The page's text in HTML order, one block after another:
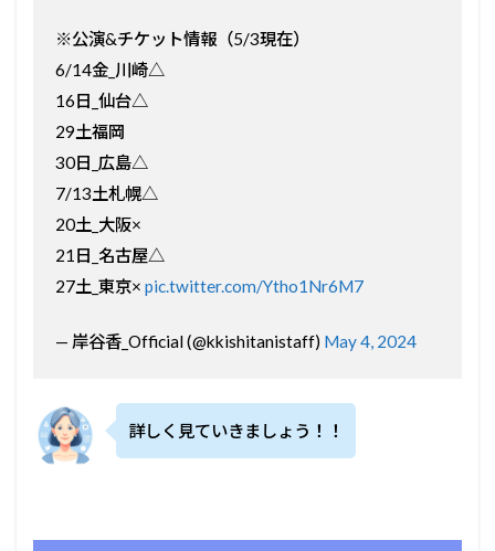
※公演&チケット情報（5/3現在）
6/14金_川崎△
16日_仙台△
29土福岡
30日_広島△
7/13土札幌△
20土_大阪×
21日_名古屋△
27土_東京× pic.twitter.com/Ytho1Nr6M7
— 岸谷香_Official (@kkishitanistaff) May 4, 2024
詳しく見ていきましょう！！